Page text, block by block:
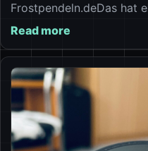
Frostpendeln.deDas hat
Read more